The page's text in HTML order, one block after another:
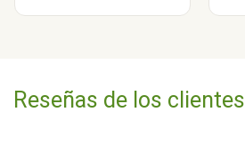
Reseñas de los clientes